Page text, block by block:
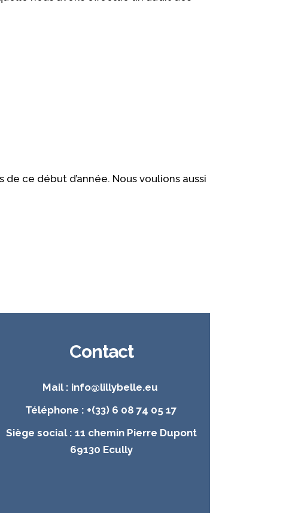
ce début d’année. Nous voulions aussi
Contact
Mail : info@lillybelle.eu
Téléphone : +(33) 6 08 74 05 17
Siège social : 11 chemin Pierre Dupont
69130 Ecully